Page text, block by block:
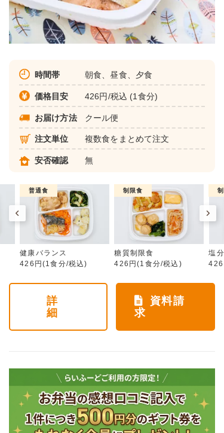
時間帯 朝食、昼食、夕食
価格目安 426円/税込 (1食分)
お届け方法 クール便
注文単位 複数食をまとめて注文
安否確認 無
普通食
健康バランス
426円(1食分/税込)
制限食
糖質制限食
426円(1食分/税込)
塩
詳
細
資料請
求